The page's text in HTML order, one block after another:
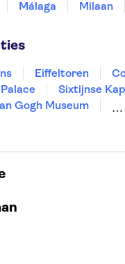
Málaga Milaan
Utrecht
Leiden
Eiffeltoren
Sixtijnse
Gogh Museum
Keukenhof